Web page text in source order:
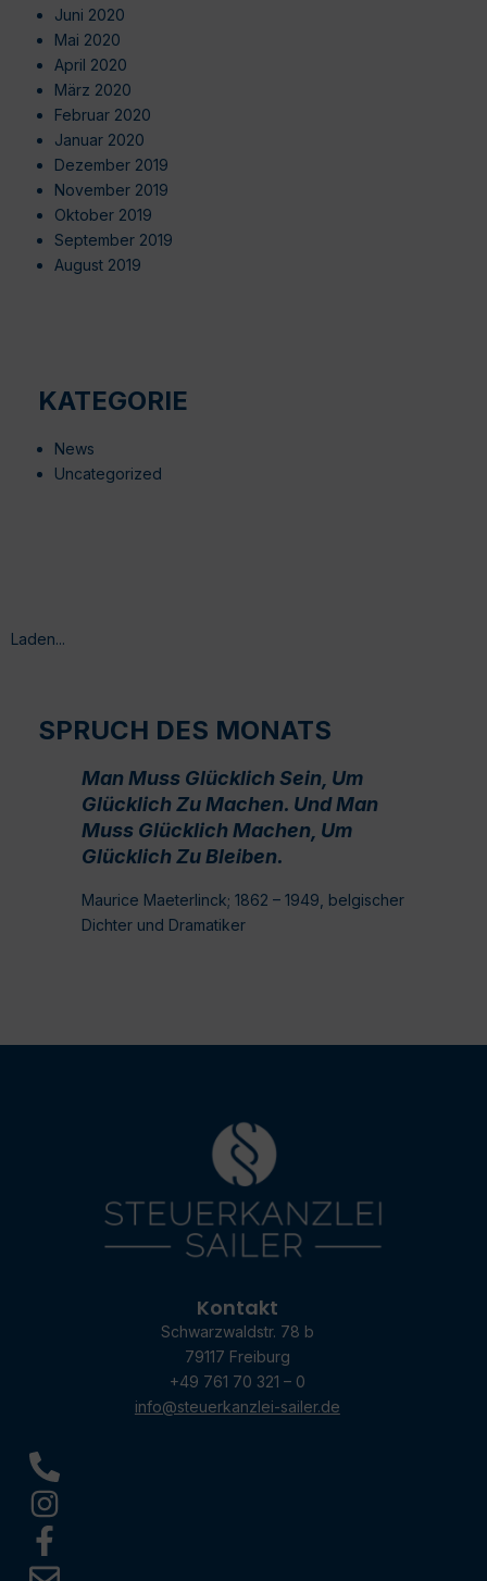
Juni 2020
Mai 2020
April 2020
März 2020
Februar 2020
Januar 2020
Dezember 2019
November 2019
Oktober 2019
September 2019
August 2019
KATEGORIE
News
Uncategorized
Laden...
SPRUCH DES MONATS
Man Muss Glücklich Sein, Um
Glücklich Zu Machen. Und Man
Muss Glücklich Machen, Um
Glücklich Zu Bleiben.
Maurice Maeterlinck; 1862 – 1949, belgischer
Dichter und Dramatiker
Kontakt
Schwarzwaldstr. 78 b
79117 Freiburg
+49 761 70 321 – 0
info@steuerkanzlei-sailer.de